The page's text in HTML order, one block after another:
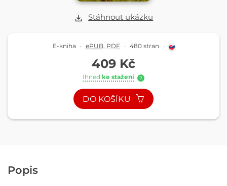
Stáhnout ukázku
E-kniha · ePUB, PDF · 480 stran ·
409 Kč
Ihned ke stažení ?
DO KOŠÍKU
Popis